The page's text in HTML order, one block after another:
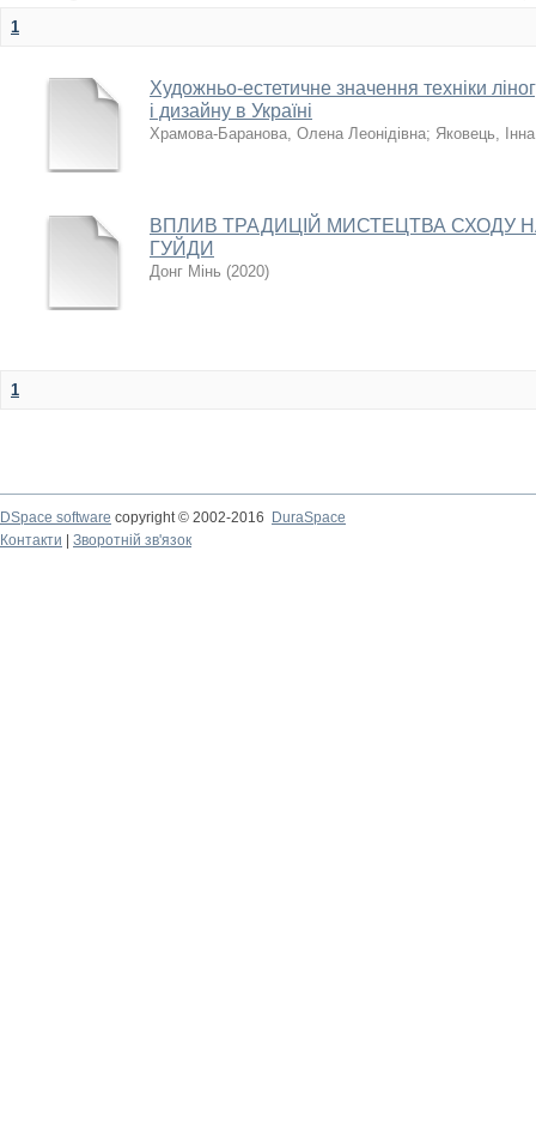
1
Художньо-естетичне значення техніки
і дизайну в Україні
Храмова-Баранова, Олена Леонідівна; Яковець,
ВПЛИВ ТРАДИЦІЙ МИСТЕЦТВА СХОДУ
ГУЙДИ
Донг Мінь (2020)
1
DSpace software copyright © 2002-2016
DuraSpace
Контакти
Зворотній зв'язок